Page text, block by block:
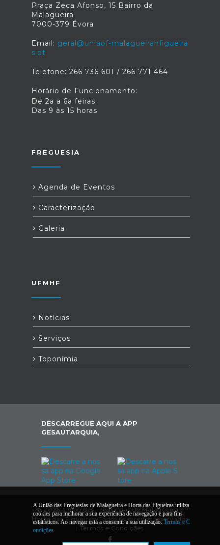
Praça Zeca Afonso, 15 Bairro da
Malagueira
7000-379 Évora
Email: geral@uniaof-malagueirahfigueira
s.pt
Telefone: 266 736 601 / 266 771 464
Horário de Funcionamento:
De 2a a 6a feiras
Das 9 às 15 horas
FREGUESIA
Agenda de Eventos
Caracterização
Galeria
UFMHF
Notícias
Serviços
Toponímia
DESCARREGUE AQUI A APP
GESAUTARQUIA,
© 2026 União das Freguesias de Malagueira e
Horta das Figueiras. Todos os direitos reservados
| Termos e Condições
A União das Freguesias de Malagueira e Horta das Figueiras utiliza
cookies para melhorar a sua experiência de navegação e para fins
estatísticos. Ao navegar está a consentir a sua utilização.Termos e C
ondições